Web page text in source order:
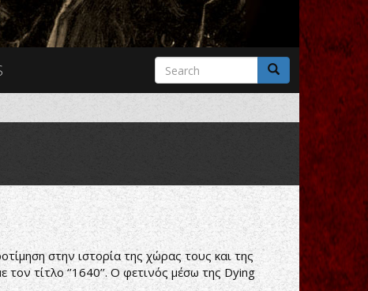
Search
form
Search
στην ιστορία της χώρας τους και της
τίτλο ‘’1640’’. Ο φετινός μέσω της Dying